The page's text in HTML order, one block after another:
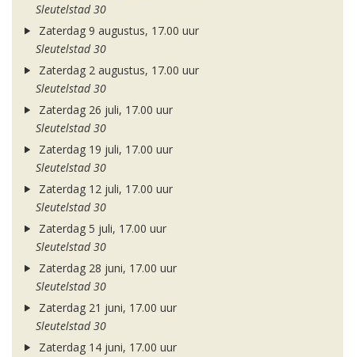
Sleutelstad 30
Zaterdag 9 augustus, 17.00 uur
Sleutelstad 30
Zaterdag 2 augustus, 17.00 uur
Sleutelstad 30
Zaterdag 26 juli, 17.00 uur
Sleutelstad 30
Zaterdag 19 juli, 17.00 uur
Sleutelstad 30
Zaterdag 12 juli, 17.00 uur
Sleutelstad 30
Zaterdag 5 juli, 17.00 uur
Sleutelstad 30
Zaterdag 28 juni, 17.00 uur
Sleutelstad 30
Zaterdag 21 juni, 17.00 uur
Sleutelstad 30
Zaterdag 14 juni, 17.00 uur